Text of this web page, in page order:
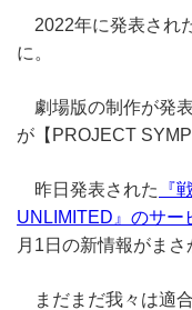
2022年に発表され
に。
劇場版の制作が発
が【PROJECT
昨日発表された
『
UNLIMITED』のサー
月1日の新情報がまさ
まだまだ我々は適